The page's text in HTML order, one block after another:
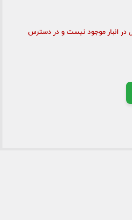
انبار موجود نیست و در دسترس